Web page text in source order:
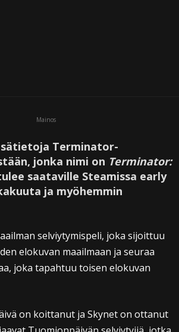
Mainos
Terminator-
jonka nimi on Terminator:
saataville Steamissa early
ja myöhemmin
selviytymispeli, joka sijoittuu
elokuvan maailmaan ja seuraa
joka tapahtuu toisen elokuvan
on koittanut ja Skynet on ottanut